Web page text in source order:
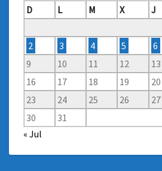
D
L M X J
2
3 4 5 6
9
10 11 12 13
16
17 18 19 20
23
24 25 26 27
30
31
« Jul